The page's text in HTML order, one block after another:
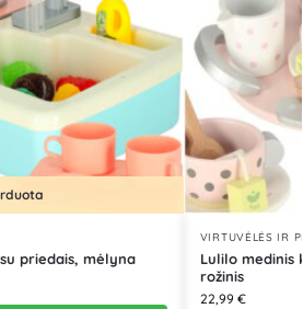
priedais, mėlyna
VIRTUVĖLĖS IR
Lulilo medinis
rožinis
22,99 €